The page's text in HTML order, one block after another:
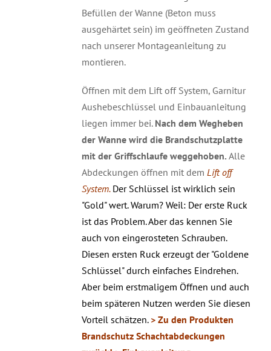
Befüllen der Wanne (Beton muss
ausgehärtet sein) im geöffneten Zustand
nach unserer Montageanleitung zu
montieren.
Öffnen mit dem Lift off System, Garnitur
Aushebeschlüssel und Einbauanleitung
liegen immer bei. Nach dem Wegheben
der Wanne wird die Brandschutzplatte
mit der Griffschlaufe weggehoben. Alle
Abdeckungen öffnen mit dem Lift off
System. Der Schlüssel ist wirklich sein
"Gold" wert. Warum? Weil: Der erste Ruck
ist das Problem. Aber das kennen Sie
auch von eingerosteten Schrauben.
Diesen ersten Ruck erzeugt der "Goldene
Schlüssel" durch einfaches Eindrehen.
Aber beim erstmaligem Öffnen und auch
beim späteren Nutzen werden Sie diesen
Vorteil schätzen. > Zu den Produkten
Brandschutz Schachtabdeckungen